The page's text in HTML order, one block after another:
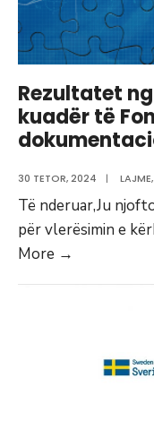
Rezultatet
kuadër të
30 TETOR, 2024 | LAJME,
Të nderuar,Ju
për vlerësimin e
More →